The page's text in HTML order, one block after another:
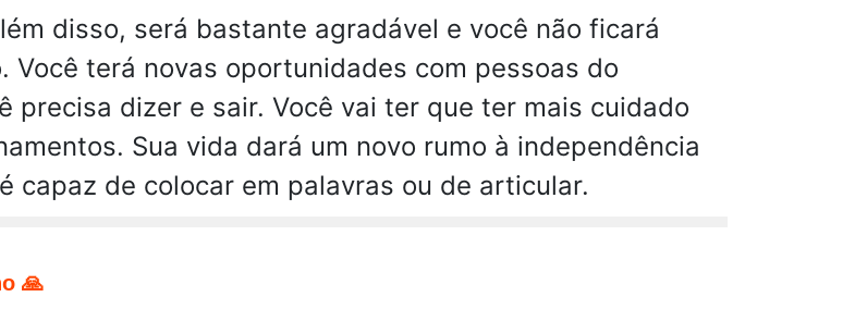
disso, será bastante agradável e você não ficará
terá novas oportunidades com pessoas do
precisa dizer e sair. Você vai ter que ter mais cuidado
Sua vida dará um novo rumo à independência
capaz de colocar em palavras ou de articular.
🙏